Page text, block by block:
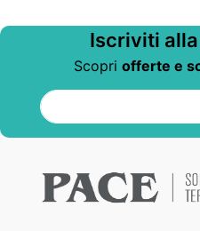
Iscriviti
Scopri offerte e